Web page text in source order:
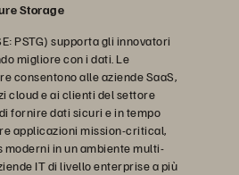
Storage
PSTG) supporta gli innovatori
migliore con i dati. Le
consentono alle aziende SaaS,
cloud e ai clienti del settore
fornire dati sicuri e in tempo
applicazioni mission-critical,
moderni in un ambiente multi-
IT di livello enterprise a più